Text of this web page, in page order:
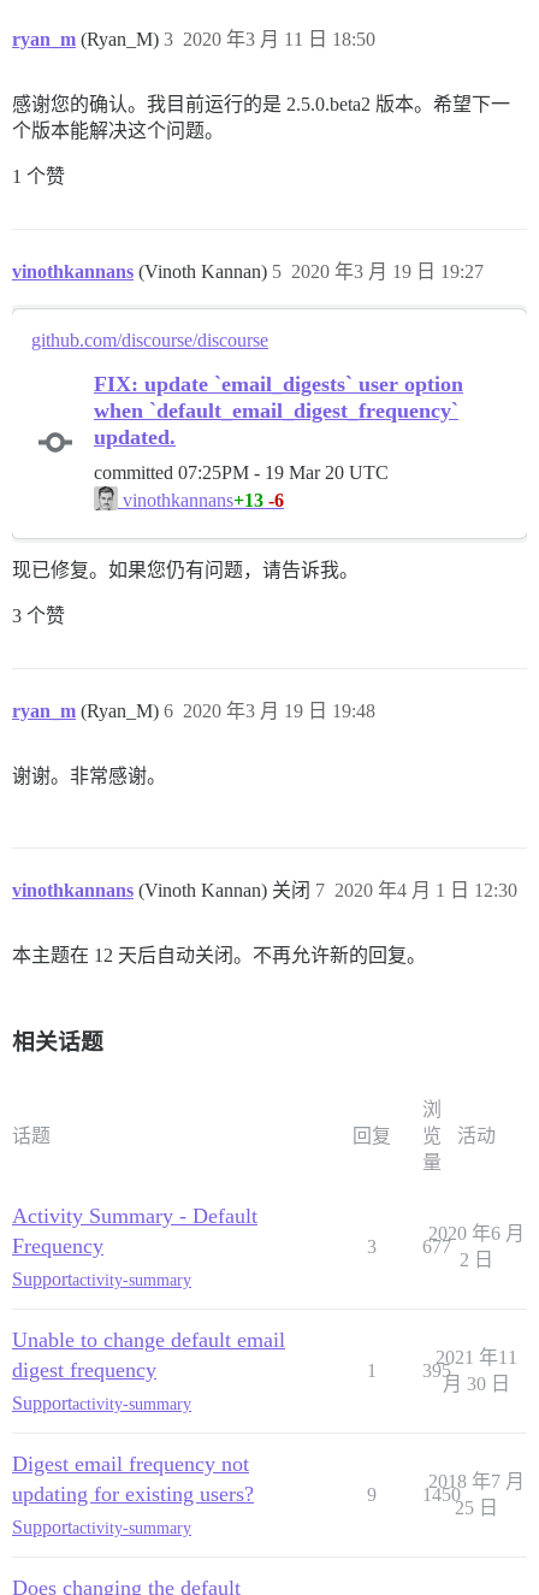
ryan_m (Ryan_M) 2020 年3 月 11 日 18:50
3
感谢您的确认。我目前运行的是 2.5.0.beta2 版本。希望下一
个版本能解决这个问题。
1 个赞
vinothkannans (Vinoth Kannan) 2020 年3 月 19 日 19:27
5
github.com/discourse/discourse
FIX: update `email_digests` user option
when `default_email_digest_frequency`
updated.
committed 07:25PM - 19 Mar 20 UTC
vinothkannans+13 -6
现已修复。如果您仍有问题，请告诉我。
3 个赞
ryan_m (Ryan_M) 2020 年3 月 19 日 19:48
6
谢谢。非常感谢。
vinothkannans (Vinoth Kannan) 关闭 2020 年4 月 1 日 12:30
7
本主题在 12 天后自动关闭。不再允许新的回复。
相关话题
话题 回复
浏
览
量
活动
Activity Summary - Default
Frequency
Supportactivity-summary
3 677
2020 年6 月
2 日
Unable to change default email
digest frequency
Supportactivity-summary
1 395
2021 年11
月 30 日
Digest email frequency not
updating for existing users?
Supportactivity-summary
9 1450
2018 年7 月
25 日
Does changing the default